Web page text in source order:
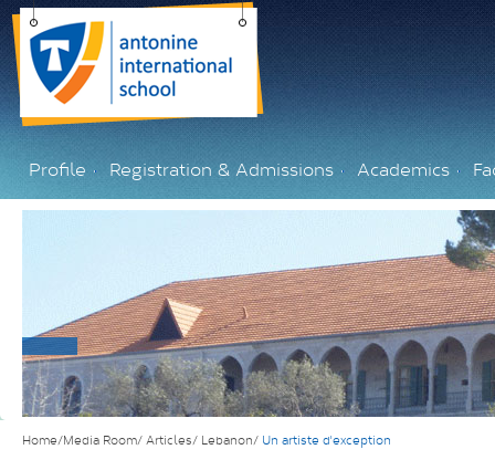
Profile Registration & Admissions Academics
Home/Media Room/ Articles/ Lebanon/ Un artiste d'exception